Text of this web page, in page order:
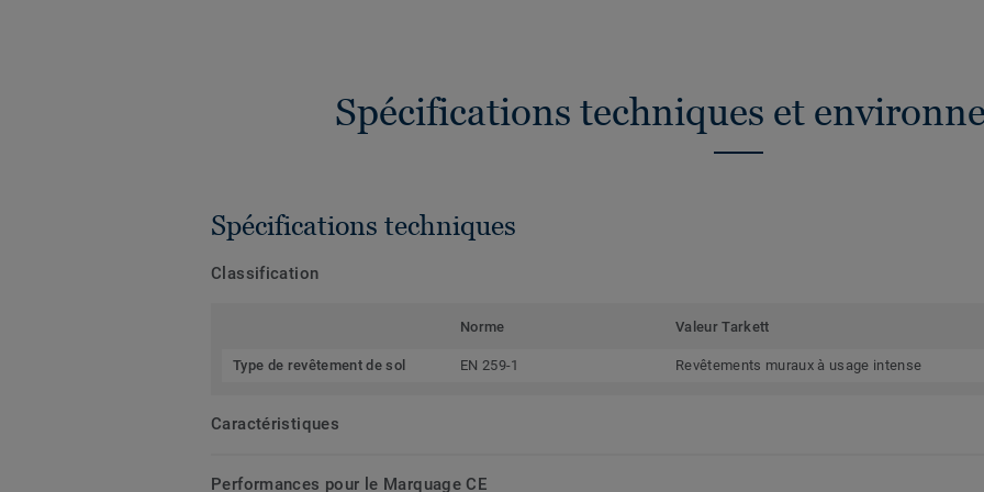
Spécifications techniques et
Spécifications techniques
Classification
Norme Valeur Tarkett
Type de revêtement de sol EN 259-1 Revêtements muraux à usage intense
Caractéristiques
Performances pour le Marquage CE